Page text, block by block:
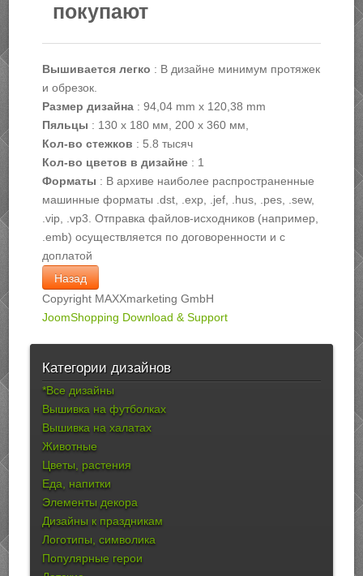
покупают
Вышивается легко : В дизайне минимум протяжек
и обрезок.
Размер дизайна: 94,04 mm х 120,38 mm
Пяльцы : 130 х 180 мм, 200 х 360 мм,
Кол-во стежков : 5.8 тысяч
Кол-во цветов в дизайне: 1
Форматы : В архиве наиболее распространенные
машинные форматы .dst, .exp, .jef, .hus, .pes, .sew,
.vip, .vp3. Отправка файлов-исходников (например,
.emb) осуществляется по договоренности и с
доплатой
Copyright MAXXmarketing GmbH
JoomShopping Download & Support
Категории дизайнов
*Все дизайны
Вышивка на футболках
Вышивка на халатах
Животные
Цветы, растения
Еда, напитки
Элементы декора
Дизайны к праздникам
Логотипы, символика
Популярные герои